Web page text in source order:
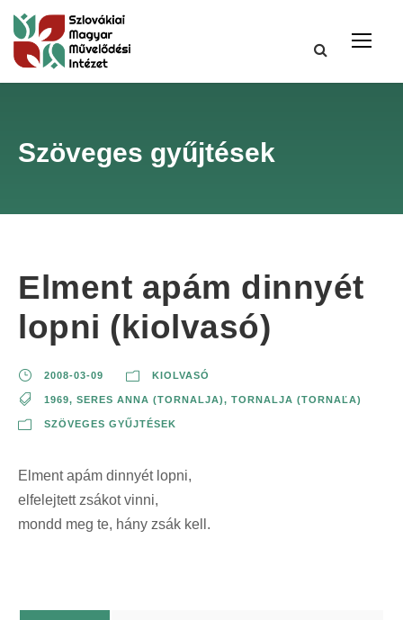
Szöveges gyűjtések
Elment apám dinnyét
lopni (kiolvasó)
2008-03-09 KIOLVASÓ
1969, SERES ANNA (TORNALJA), TORNALJA (TORNAĽA)
SZÖVEGES GYŰJTÉSEK
Elment apám dinnyét lopni,
elfelejtett zsákot vinni,
mondd meg te, hány zsák kell.